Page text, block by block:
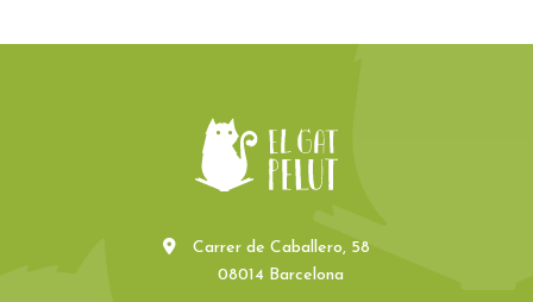
Carrer de Caballero, 58
08014 Barcelona